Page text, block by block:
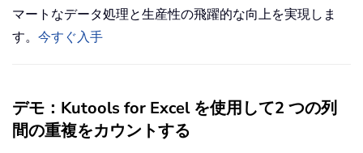
マートなデータ処理と生産性の飛躍的な向上を実現しま
す。 今すぐ入手
デモ：Kutools for Excel を使用して2 つの列
間の重複をカウントする